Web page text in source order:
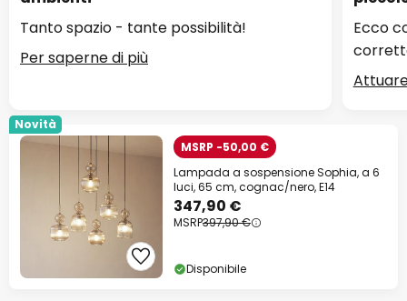
Tanto spazio - tante possibilità!
Per saperne di più
Ecco
Novità
MSRP -50,00 €
Lampada a sospensione Sophia, a 6
luci, 65 cm, cognac/nero, E14
347,90 €
MSRP397,90 €
Disponibile